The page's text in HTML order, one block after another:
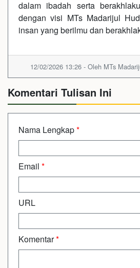
dalam ibadah serta
dengan visi MTs Madarijul
insan yang berilmu dan
12/02/2026 13:26 - Oleh MTs
Komentari Tulisan Ini
Nama Lengkap*
Email *
URL
Komentar*